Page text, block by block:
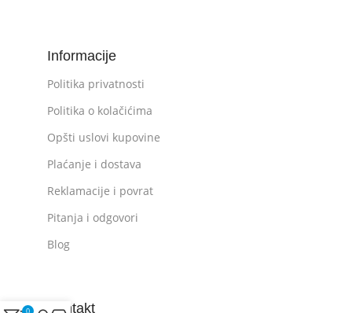
Informacije
Politika privatnosti
Politika o kolačićima
Opšti uslovi kupovine
Plaćanje i dostava
Reklamacije i povrat
Pitanja i odgovori
Blog
Kontakt